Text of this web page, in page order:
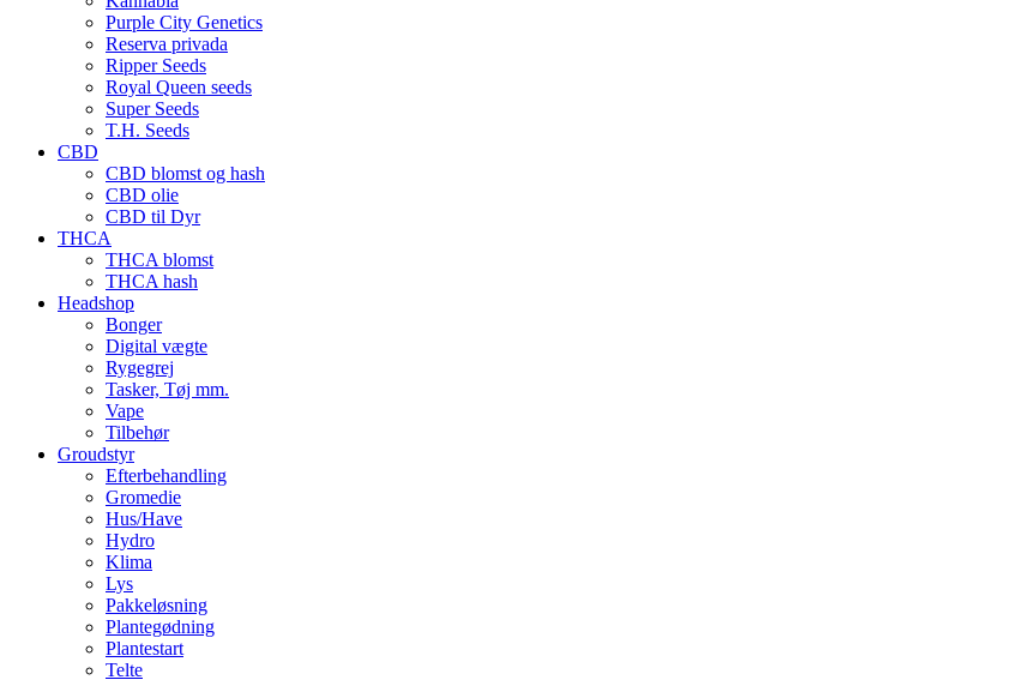
Purple City Genetics
Reserva privada
Ripper Seeds
Royal Queen seeds
Super Seeds
T.H. Seeds
CBD
CBD blomst og hash
CBD olie
CBD til Dyr
THCA
THCA blomst
THCA hash
Headshop
Bonger
Digital vægte
Rygegrej
Tasker, Tøj mm.
Vape
Tilbehør
Groudstyr
Efterbehandling
Gromedie
Hus/Have
Hydro
Klima
Lys
Pakkeløsning
Plantegødning
Plantestart
Telte